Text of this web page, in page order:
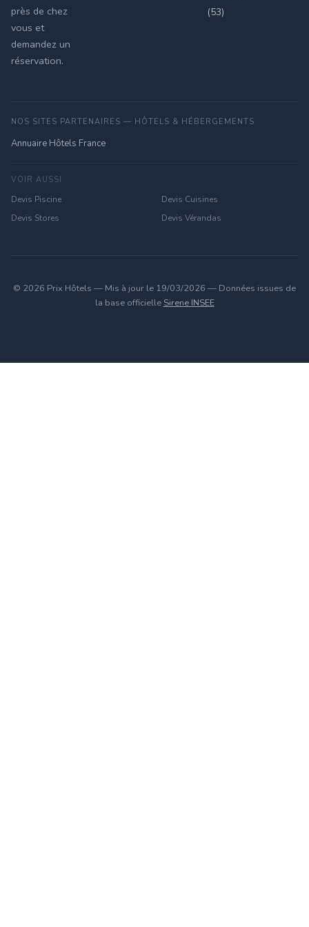
près de chez
vous et
demandez un
réservation.
(53)
NOS SITES PARTENAIRES — HÔTELS & HÉBERGEMENTS
Annuaire Hôtels France
VOIR AUSSI
Devis Piscine
Devis Cuisines
Devis Stores
Devis Vérandas
© 2026 Prix Hôtels — Mis à jour le 19/03/2026 — Données issues de
la base officielle Sirene INSEE